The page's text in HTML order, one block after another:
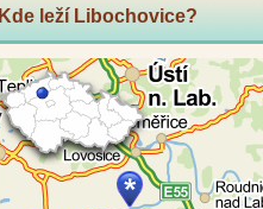
Kde leží Libochovice?